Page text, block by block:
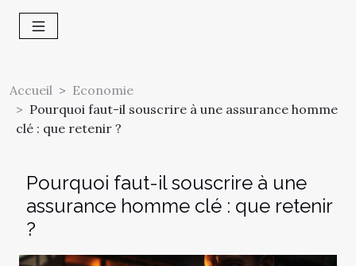
Accueil
Economie
Pourquoi faut-il souscrire à une assurance homme
clé : que retenir ?
Pourquoi faut-il souscrire à une
assurance homme clé : que retenir
?